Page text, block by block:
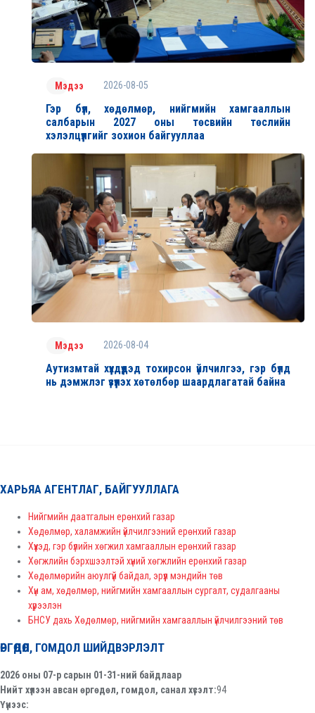
Мэдээ 2026-08-05
Гэр бүл, хөдөлмөр, нийгмийн хамгааллын
салбарын 2027 оны төсвийн төслийн
хэлэлцүүлгийг зохион байгууллаа
Мэдээ 2026-08-04
Аутизмтай хүүхдүүдэд тохирсон үйлчилгээ, гэр бүлд
нь дэмжлэг үзүүлэх хөтөлбөр шаардлагатай байна
ХАРЬЯА АГЕНТЛАГ, БАЙГУУЛЛАГА
Нийгмийн даатгалын ерөнхий газар
Хөдөлмөр, халамжийн үйлчилгээний ерөнхий газар
Хүүхэд, гэр бүлийн хөгжил хамгааллын ерөнхий газар
Хөгжлийн бэрхшээлтэй хүний хөгжлийн ерөнхий газар
Хөдөлмөрийн аюулгүй байдал, эрүүл мэндийн төв
Хүн ам, хөдөлмөр, нийгмийн хамгааллын сургалт, судалгааны
хүрээлэн
БНСУ дахь Хөдөлмөр, нийгмийн хамгааллын үйлчилгээний төв
ӨРГӨДӨЛ, ГОМДОЛ ШИЙДВЭРЛЭЛТ
2026 оны 07-р сарын 01-31-ний байдлаар
Нийт хүлээн авсан өргөдөл, гомдол, санал хүсэлт:94
Үүнээс: